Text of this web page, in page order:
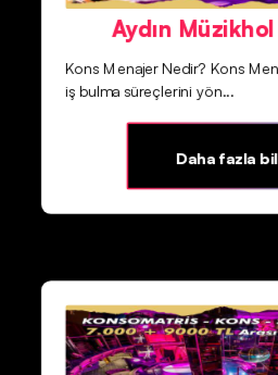
Aydın
Kons Menajer Nedir? Kons
iş bulma süreçlerini yön...
Daha fazla